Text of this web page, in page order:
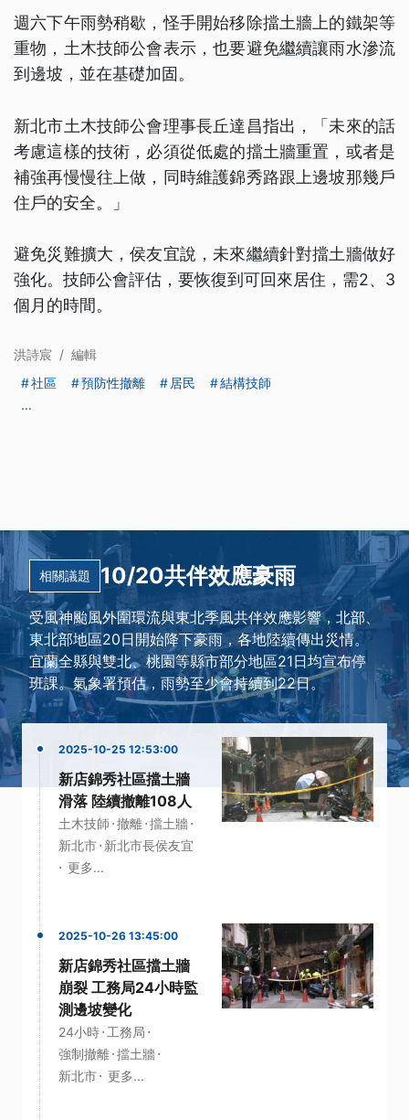
週六下午雨勢稍歇，怪手開始移除擋土牆上的鐵架等
重物，土木技師公會表示，也要避免繼續讓雨水滲流
到邊坡，並在基礎加固。
新北市土木技師公會理事長丘達昌指出，「未來的話
考慮這樣的技術，必須從低處的擋土牆重置，或者是
補強再慢慢往上做，同時維護錦秀路跟上邊坡那幾戶
住戶的安全。」
避免災難擴大，侯友宜說，未來繼續針對擋土牆做好
強化。技師公會評估，要恢復到可回來居住，需2、3
個月的時間。
洪詩宸 / 編輯
社區
預防性撤離 居民
結構技師
...
相關議題 10/20共伴效應豪雨
受風神颱風外圍環流與東北季風共伴效應影響，北部、
東北部地區20日開始降下豪雨，各地陸續傳出災情。
宜蘭全縣與雙北、桃園等縣市部分地區21日均宣布停
班課。氣象署預估，雨勢至少會持續到22日。
2025-10-25 12:53:00
新店錦秀社區擋土牆
滑落 陸續撤離108人
土木技師 ·撤離·擋土牆·
新北市· 新北市長侯友宜
· 更多...
2025-10-26 13:45:00
新店錦秀社區擋土牆
崩裂 工務局24小時監
測邊坡變化
24小時· 工務局 ·
強制撤離·擋土牆·
新北市· 更多...